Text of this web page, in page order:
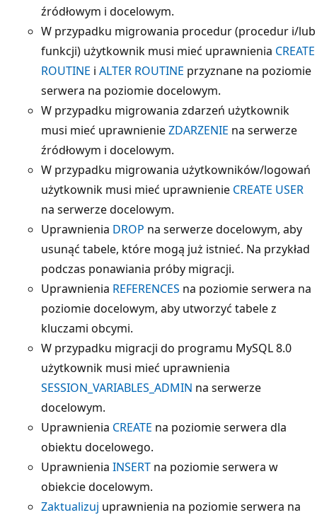
źródłowym i docelowym.
W przypadku migrowania procedur (procedur i/lub
funkcji) użytkownik musi mieć uprawnienia CREATE
ROUTINE i ALTER ROUTINE przyznane na poziomie
serwera na poziomie docelowym.
W przypadku migrowania zdarzeń użytkownik
musi mieć uprawnienieZDARZENIE na serwerze
źródłowym i docelowym.
W przypadku migrowania użytkowników/logowań
użytkownik musi mieć uprawnienie CREATE USER
na serwerze docelowym.
Uprawnienia DROP na serwerze docelowym, aby
usunąć tabele, które mogą już istnieć. Na przykład
podczas ponawiania próby migracji.
Uprawnienia REFERENCES na poziomie serwera na
poziomie docelowym, aby utworzyć tabele z
kluczami obcymi.
W przypadku migracji do programu MySQL 8.0
użytkownik musi mieć uprawnienia
SESSION_VARIABLES_ADMIN na serwerze
docelowym.
Uprawnienia CREATE na poziomie serwera dla
obiektu docelowego.
Uprawnienia INSERT na poziomie serwera w
obiekcie docelowym.
Zaktualizuj uprawnienia na poziomie serwera na